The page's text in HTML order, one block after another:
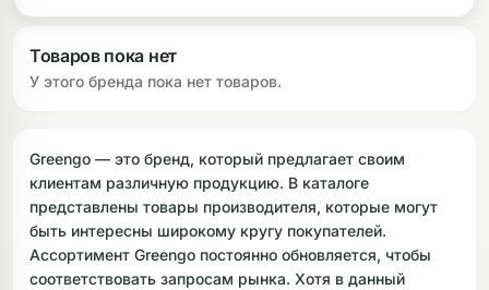
Товаров пока нет
У этого бренда пока нет товаров.
Greengo — это бренд, который предлагает своим
клиентам различную продукцию. В каталоге
представлены товары производителя, которые могут
быть интересны широкому кругу покупателей.
Ассортимент Greengo постоянно обновляется, чтобы
соответствовать запросам рынка. Хотя в данный